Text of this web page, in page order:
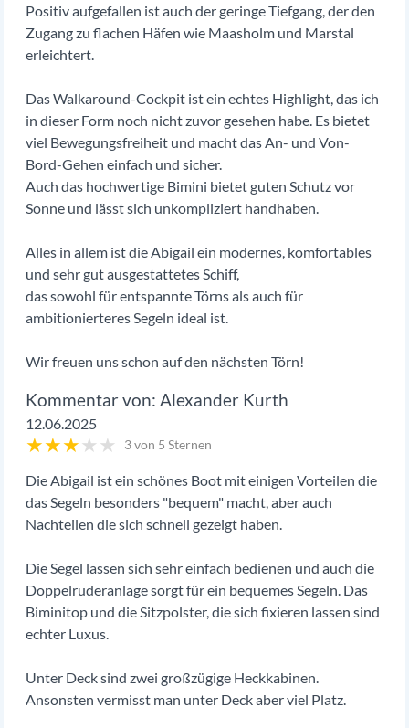
Positiv aufgefallen ist auch der geringe Tiefgang, der den
Zugang zu flachen Häfen wie Maasholm und Marstal
erleichtert.
Das Walkaround-Cockpit ist ein echtes Highlight, das ich
in dieser Form noch nicht zuvor gesehen habe. Es bietet
viel Bewegungsfreiheit und macht das An- und Von-
Bord-Gehen einfach und sicher.
Auch das hochwertige Bimini bietet guten Schutz vor
Sonne und lässt sich unkompliziert handhaben.
Alles in allem ist die Abigail ein modernes, komfortables
und sehr gut ausgestattetes Schiff,
das sowohl für entspannte Törns als auch für
ambitionierteres Segeln ideal ist.
Wir freuen uns schon auf den nächsten Törn!
Alexander Kurth
12.06.2025
★★★★★ 3 von 5 Sternen
Die Abigail ist ein schönes Boot mit einigen Vorteilen die
das Segeln besonders "bequem" macht, aber auch
Nachteilen die sich schnell gezeigt haben.
Die Segel lassen sich sehr einfach bedienen und auch die
Doppelruderanlage sorgt für ein bequemes Segeln. Das
Biminitop und die Sitzpolster, die sich fixieren lassen sind
echter Luxus.
Unter Deck sind zwei großzügige Heckkabinen.
Ansonsten vermisst man unter Deck aber viel Platz.